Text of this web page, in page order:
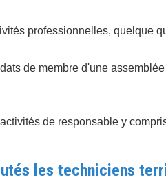
professionnelles, quelque
de membre d'une
de responsable y
les techniciens